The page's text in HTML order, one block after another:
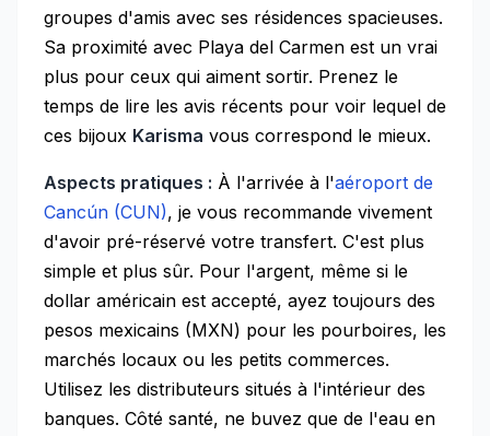
groupes d'amis avec ses résidences spacieuses.
Sa proximité avec Playa del Carmen est un vrai
plus pour ceux qui aiment sortir. Prenez le
temps de lire les avis récents pour voir lequel de
ces bijoux Karisma vous correspond le mieux.
Aspects pratiques : À l'arrivée à l'aéroport de
Cancún (CUN), je vous recommande vivement
d'avoir pré-réservé votre transfert. C'est plus
simple et plus sûr. Pour l'argent, même si le
dollar américain est accepté, ayez toujours des
pesos mexicains (MXN) pour les pourboires, les
marchés locaux ou les petits commerces.
Utilisez les distributeurs situés à l'intérieur des
banques. Côté santé, ne buvez que de l'eau en